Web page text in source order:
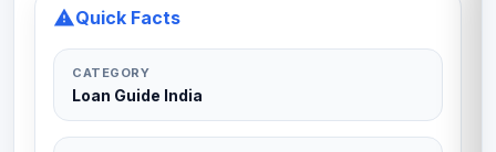
Quick Facts
CATEGORY
Loan Guide India